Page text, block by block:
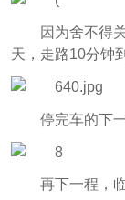
因为舍不得
天，走路10分钟
停完车的下
再下一程，